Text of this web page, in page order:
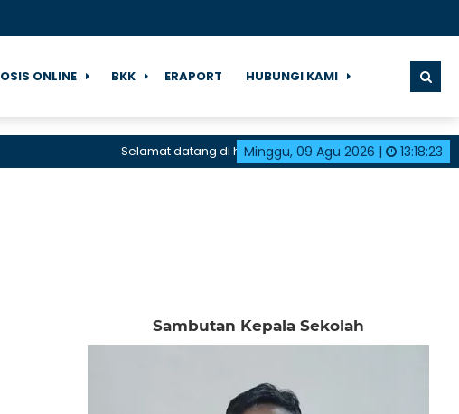
OSIS ONLINE BKK ERAPORT HUBUNGI KAMI
Minggu, 09 Agu 2026 | 13:18:23
Selamat datang di halaman resmi SMK Negeri 1 Karangdadap
Sambutan Kepala Sekolah